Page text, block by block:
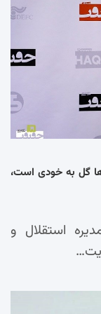
گل به خودی است،
استقلال و